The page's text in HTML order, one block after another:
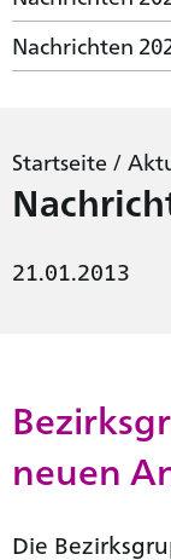
Nachrichten
Startseite /
21.01.2013
neuen
Die